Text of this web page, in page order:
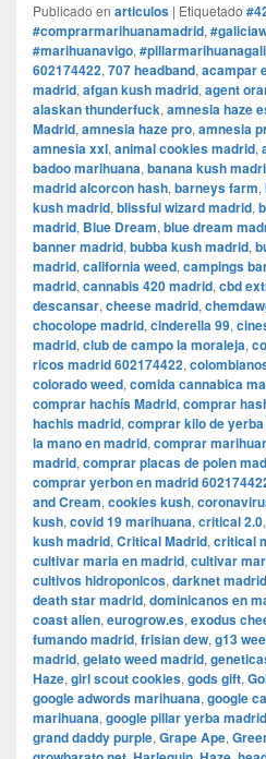
Publicado en articulos | Etiquetado
#comprarmarihuanamadrid,
#marihuanavigo,
602174422, 707 headband, acampar
madrid, afgan kush madrid, agent
alaskan thunderfuck, amnesia haze
Madrid, amnesia haze pro, amnesia
amnesia xxl, animal cookies madrid,
badoo marihuana, banana kush
madrid alcorcon hash, barneys farm,
kush madrid, blissful wizard madrid,
madrid, Blue Dream, blue dream
banner madrid, bubba kush madrid,
madrid, california weed, campings
madrid, cannabis 420 madrid, cbd
descansar, cheese madrid,
chocolope madrid, cinderella 99,
madrid, club de campo la moraleja,
ricos madrid 602174422,
colorado weed, comida cannabica
comprar hachís Madrid, comprar
hachis madrid, comprar kilo de
la mano en madrid, comprar
madrid, comprar placas de polen
comprar yerbon en madrid
and Cream, cookies kush,
kush, covid 19 marihuana, critical 2.0,
kush madrid, Critical Madrid, critical
cultivar maria en madrid, cultivar
cultivos hidroponicos, darknet madrid
death star madrid, dominicanos en
coast alien, eurogrow.es, exodus
fumando madrid, frisian dew, g13
madrid, gelato weed madrid,
Haze, girl scout cookies, gods gift,
google adwords marihuana, google
marihuana, google pillar yerba madrid
grand daddy purple, Grape Ape,